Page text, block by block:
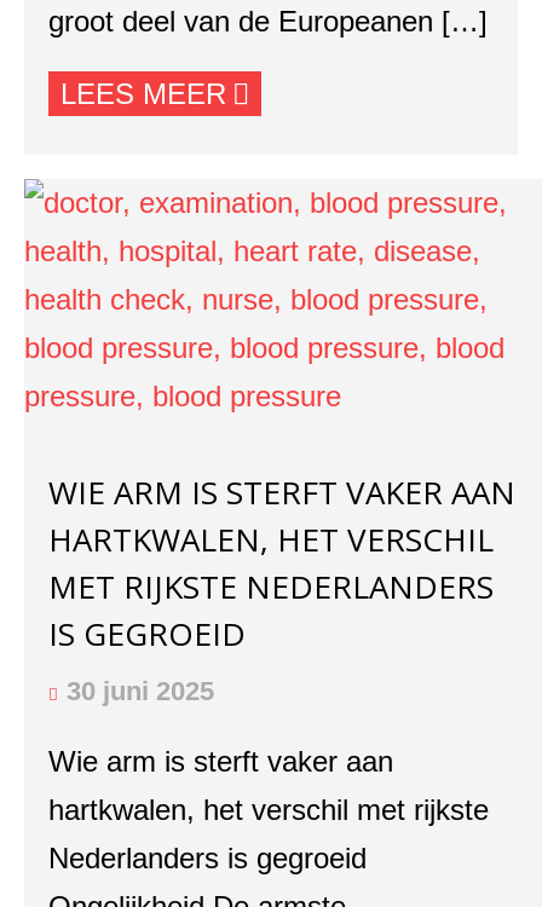
groot deel van de Europeanen […]
LEES MEER
WIE ARM IS STERFT VAKER AAN
HARTKWALEN, HET VERSCHIL
MET RIJKSTE NEDERLANDERS
IS GEGROEID
30 juni 2025
Wie arm is sterft vaker aan
hartkwalen, het verschil met rijkste
Nederlanders is gegroeid